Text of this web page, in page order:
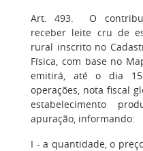
Art. 493. O
receber leite cru de
rural inscrito no
Física, com base no
emitirá, até o dia
operações, nota fiscal
estabelecimento
apuração, informando:
I - a quantidade, o